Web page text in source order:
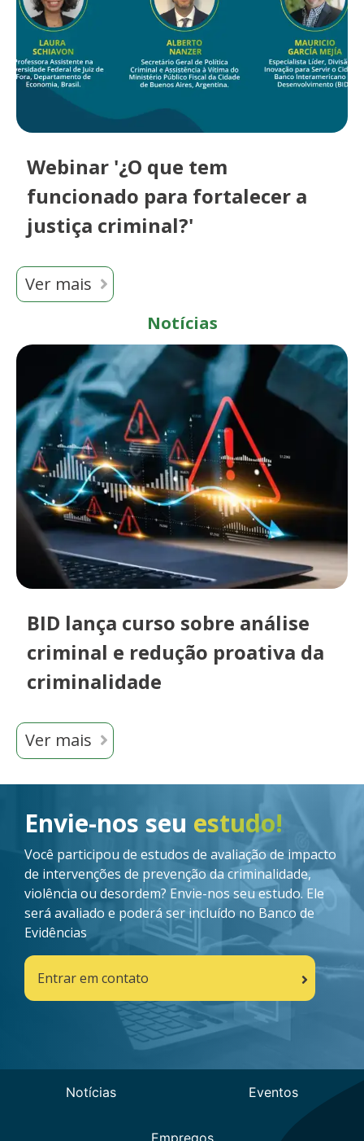
Webinar '¿O que tem
funcionado para fortalecer a
justiça criminal?'
Ver mais
Notícias
BID lança curso sobre análise
criminal e redução proativa da
criminalidade
Ver mais
Envie-nos seu estudo!
Você participou de estudos de avaliação de impacto
de intervenções de prevenção da criminalidade,
violência ou desordem? Envie-nos seu estudo. Ele
será avaliado e poderá ser incluído no Banco de
Evidências
Entrar em contato